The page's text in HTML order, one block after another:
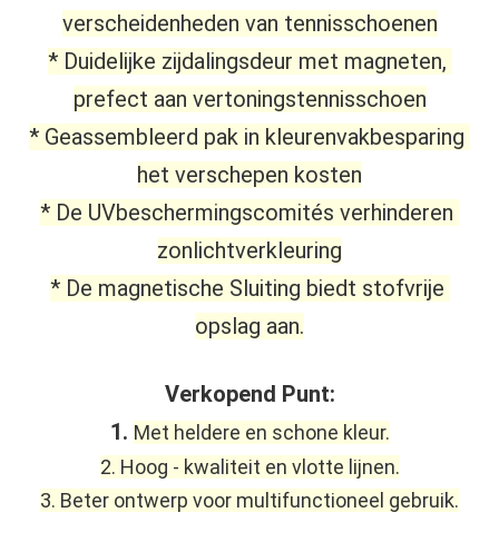
verscheidenheden van tennisschoenen
* Duidelijke zijdalingsdeur met magneten,
prefect aan vertoningstennisschoen
* Geassembleerd pak in kleurenvakbesparing
het verschepen kosten
* De UVbeschermingscomités verhinderen
zonlichtverkleuring
* De magnetische Sluiting biedt stofvrije
opslag aan.
Verkopend Punt:
1. Met heldere en schone kleur.
2. Hoog - kwaliteit en vlotte lijnen.
3. Beter ontwerp voor multifunctioneel gebruik.